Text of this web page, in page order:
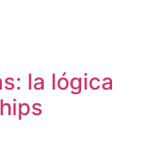
la lógica